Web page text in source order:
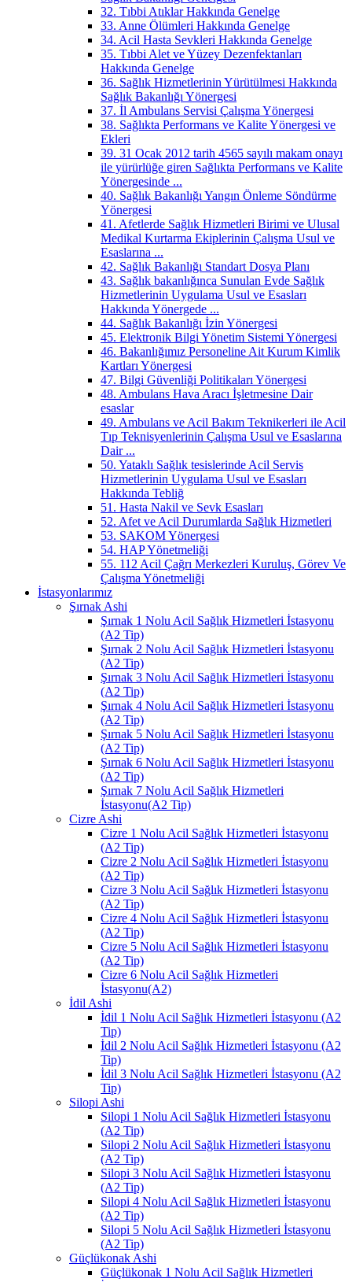
32. Tıbbi Atıklar Hakkında Genelge
33. Anne Ölümleri Hakkında Genelge
34. Acil Hasta Sevkleri Hakkında Genelge
35. Tıbbi Alet ve Yüzey Dezenfektanları
Hakkında Genelge
36. Sağlık Hizmetlerinin Yürütülmesi Hakkında
Sağlık Bakanlığı Yönergesi
37. İl Ambulans Servisi Çalışma Yönergesi
38. Sağlıkta Performans ve Kalite Yönergesi ve
Ekleri
39. 31 Ocak 2012 tarih 4565 sayılı makam onayı
ile yürürlüğe giren Sağlıkta Performans ve Kalite
Yönergesinde ...
40. Sağlık Bakanlığı Yangın Önleme Söndürme
Yönergesi
41. Afetlerde Sağlık Hizmetleri Birimi ve Ulusal
Medikal Kurtarma Ekiplerinin Çalışma Usul ve
Esaslarına ...
42. Sağlık Bakanlığı Standart Dosya Planı
43. Sağlık bakanlığınca Sunulan Evde Sağlık
Hizmetlerinin Uygulama Usul ve Esasları
Hakkında Yönergede ...
44. Sağlık Bakanlığı İzin Yönergesi
45. Elektronik Bilgi Yönetim Sistemi Yönergesi
46. Bakanlığımız Personeline Ait Kurum Kimlik
Kartları Yönergesi
47. Bilgi Güvenliği Politikaları Yönergesi
48. Ambulans Hava Aracı İşletmesine Dair
esaslar
49. Ambulans ve Acil Bakım Teknikerleri ile Acil
Tıp Teknisyenlerinin Çalışma Usul ve Esaslarına
Dair ...
50. Yataklı Sağlık tesislerinde Acil Servis
Hizmetlerinin Uygulama Usul ve Esasları
Hakkında Tebliğ
51. Hasta Nakil ve Sevk Esasları
52. Afet ve Acil Durumlarda Sağlık Hizmetleri
53. SAKOM Yönergesi
54. HAP Yönetmeliği
55. 112 Acil Çağrı Merkezleri Kuruluş, Görev Ve
Çalışma Yönetmeliği
İstasyonlarımız
Şırnak Ashi
Şırnak 1 Nolu Acil Sağlık Hizmetleri İstasyonu
(A2 Tip)
Şırnak 2 Nolu Acil Sağlık Hizmetleri İstasyonu
(A2 Tip)
Şırnak 3 Nolu Acil Sağlık Hizmetleri İstasyonu
(A2 Tip)
Şırnak 4 Nolu Acil Sağlık Hizmetleri İstasyonu
(A2 Tip)
Şırnak 5 Nolu Acil Sağlık Hizmetleri İstasyonu
(A2 Tip)
Şırnak 6 Nolu Acil Sağlık Hizmetleri İstasyonu
(A2 Tip)
Şırnak 7 Nolu Acil Sağlık Hizmetleri
İstasyonu(A2 Tip)
Cizre Ashi
Cizre 1 Nolu Acil Sağlık Hizmetleri İstasyonu
(A2 Tip)
Cizre 2 Nolu Acil Sağlık Hizmetleri İstasyonu
(A2 Tip)
Cizre 3 Nolu Acil Sağlık Hizmetleri İstasyonu
(A2 Tip)
Cizre 4 Nolu Acil Sağlık Hizmetleri İstasyonu
(A2 Tip)
Cizre 5 Nolu Acil Sağlık Hizmetleri İstasyonu
(A2 Tip)
Cizre 6 Nolu Acil Sağlık Hizmetleri
İstasyonu(A2)
İdil Ashi
İdil 1 Nolu Acil Sağlık Hizmetleri İstasyonu (A2
Tip)
İdil 2 Nolu Acil Sağlık Hizmetleri İstasyonu (A2
Tip)
İdil 3 Nolu Acil Sağlık Hizmetleri İstasyonu (A2
Tip)
Silopi Ashi
Silopi 1 Nolu Acil Sağlık Hizmetleri İstasyonu
(A2 Tip)
Silopi 2 Nolu Acil Sağlık Hizmetleri İstasyonu
(A2 Tip)
Silopi 3 Nolu Acil Sağlık Hizmetleri İstasyonu
(A2 Tip)
Silopi 4 Nolu Acil Sağlık Hizmetleri İstasyonu
(A2 Tip)
Silopi 5 Nolu Acil Sağlık Hizmetleri İstasyonu
(A2 Tip)
Güçlükonak Ashi
Güçlükonak 1 Nolu Acil Sağlık Hizmetleri